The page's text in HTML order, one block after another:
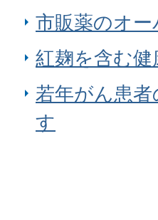
市販薬のオ
紅麹を含む
若年がん患
す